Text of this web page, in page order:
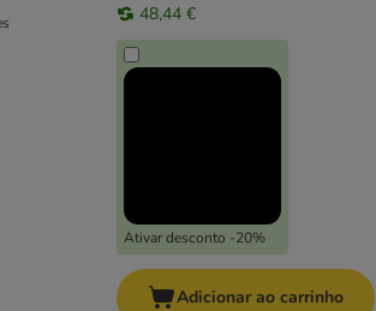
48,44 €
Ativar desconto -20%
Adicionar ao carrinho